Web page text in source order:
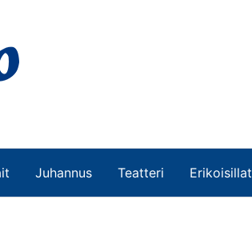
Juhannus Teatteri Erikoisillat